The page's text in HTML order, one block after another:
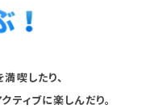
喫したり、
ティブに楽しんだり。